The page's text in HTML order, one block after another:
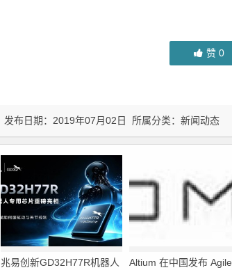
赞0
发布日期：2019年07月02日 所属分类： 新闻动态
兆易创新GD32H77R机器人
Altium 在中国发布 Agile